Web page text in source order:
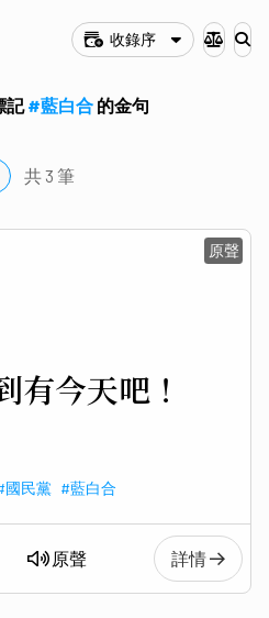
收錄序
記#藍白合的金句
共 3 筆
原聲
有今天吧！
國民黨 #藍白合
原聲 詳情